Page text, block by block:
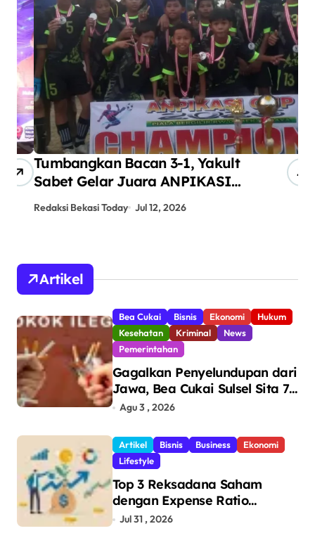
Tumbangkan Bacan 3-1, Yakult
Sabet Gelar Juara ANPIKASI
Redaksi Bekasi Today Jul 12, 2026
Artikel
Bea Cukai Bisnis Ekonomi
Hukum
Kesehatan
Kriminal
News
Pemerintahan
Gagalkan Penyelundupan dari
Jawa, Bea Cukai Sulsel Sita 7,8
Juta Batang Rokok Ilegal
Makassar
Agu 3 , 2026
Artikel Bisnis Business
Ekonomi
Lifestyle
Top 3 Reksadana Saham
dengan Expense Ratio
Terendah
Jul 31 , 2026